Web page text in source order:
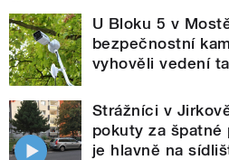
U Bloku 5 v
bezpečnostní
vyhověli vedení
Strážníci v
pokuty za špatné
je hlavně na